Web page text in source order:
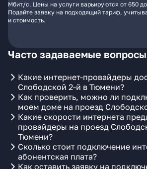
Мбит/с. Цены на услуги варьируются от 650
Подайте заявку на подходящий тариф,
и стоимость.
Часто задаваемые вопросы
Какие интернет-провайдеры
Слободской 2-й в Тюмени?
Как проверить, можно ли
моем доме на проезд
Какие скорости интернета
провайдеры на проезд
Тюмени?
Сколько стоит подключение
абонентская плата?
Как оставить заявку на